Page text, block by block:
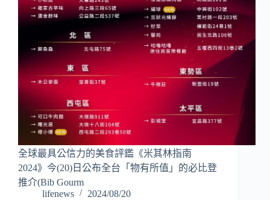
全球最具公信力的美食評鑑《米其林指南
2024》今(20)日公布全台「物有所值」的必比登
推介(Bib Gourm
lifenews
2024/08/20